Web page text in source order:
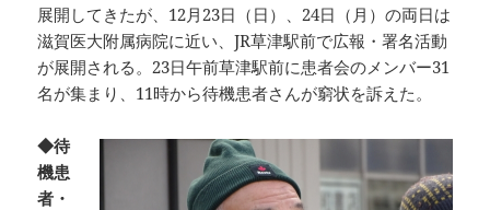
展開してきたが、12月23日（日）、24日（月）の両日は
滋賀医大附属病院に近い、JR草津駅前で広報・署名活動
が展開される。23日午前草津駅前に患者会のメンバー31
名が集まり、11時から待機患者さんが窮状を訴えた。
◆待
機患
者・